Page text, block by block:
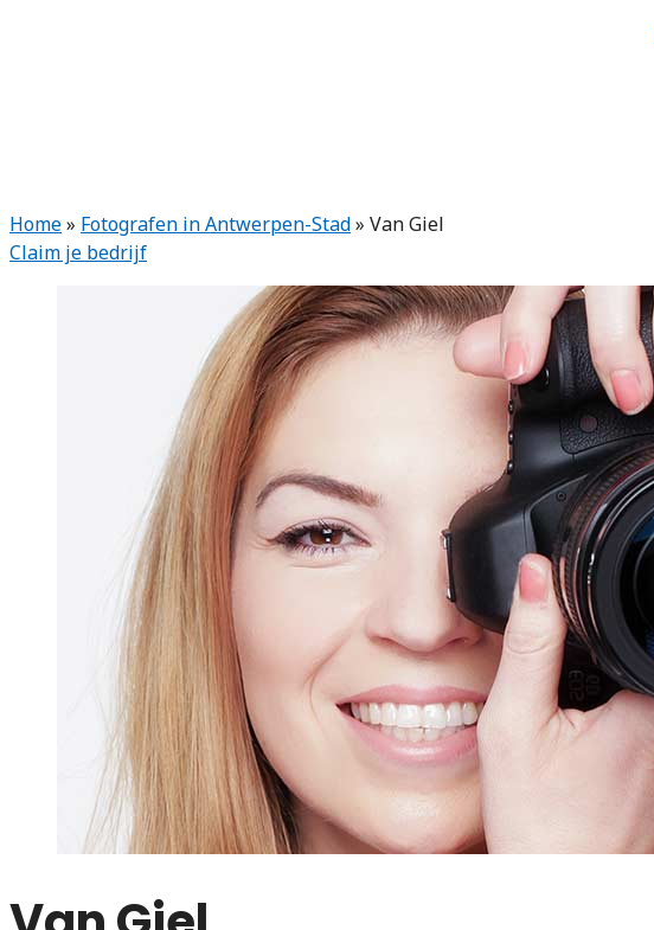
Home» Fotografen in Antwerpen-Stad» Van Giel
Claim je bedrijf